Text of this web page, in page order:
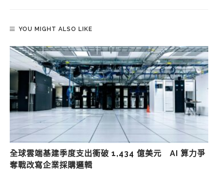
YOU MIGHT ALSO LIKE
全球雲端基建季度支出衝破 1,434 億美元 AI 算力爭
奪戰改寫企業採購邏輯